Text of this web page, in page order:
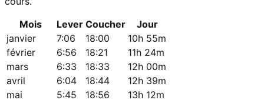
Mois
Lever Coucher
Jour
janvier
7:06 18:00
10h 55m
février
6:56 18:21
11h 24m
mars
6:33 18:33
12h 00m
avril
6:04 18:44
12h 39m
mai
5:45 18:56
13h 12m